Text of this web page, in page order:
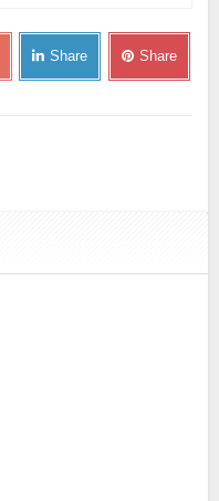
Share Share